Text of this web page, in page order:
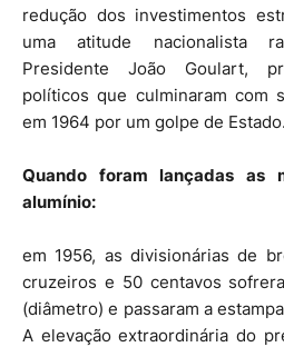
redução dos investimentos
uma atitude nacionalista
Presidente João Goulart,
políticos que culminaram com
em 1964 por um golpe de Estado.
Quando foram lançadas as
alumínio:
em 1956, as divisionárias de
cruzeiros e 50 centavos
(diâmetro) e passaram a
A elevação extraordinária do